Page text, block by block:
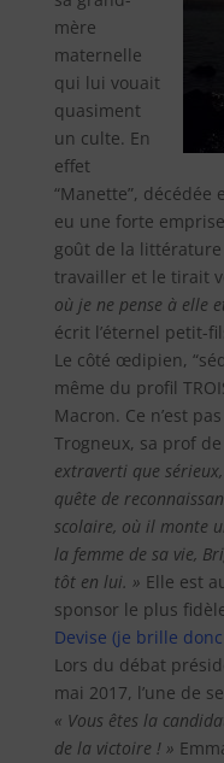
mère
maternelle
qui lui vouait
quasiment
un culte. En
effet
“Manette”,
eu une forte
goût de la
travailler et le tirait
où je ne pense à elle
écrit l’éternel petit-
Le côté œdipien,
même du profil
Macron. Ce n’est
Trogneux, sa prof
extraverti que
quête de
scolaire, où il monte
la femme de sa vie,
tôt en lui. » Elle est
sponsor le plus
Devise (je brille
Lors du débat
mai 2017, l’une de
« Vous êtes la
de la victoire ! »